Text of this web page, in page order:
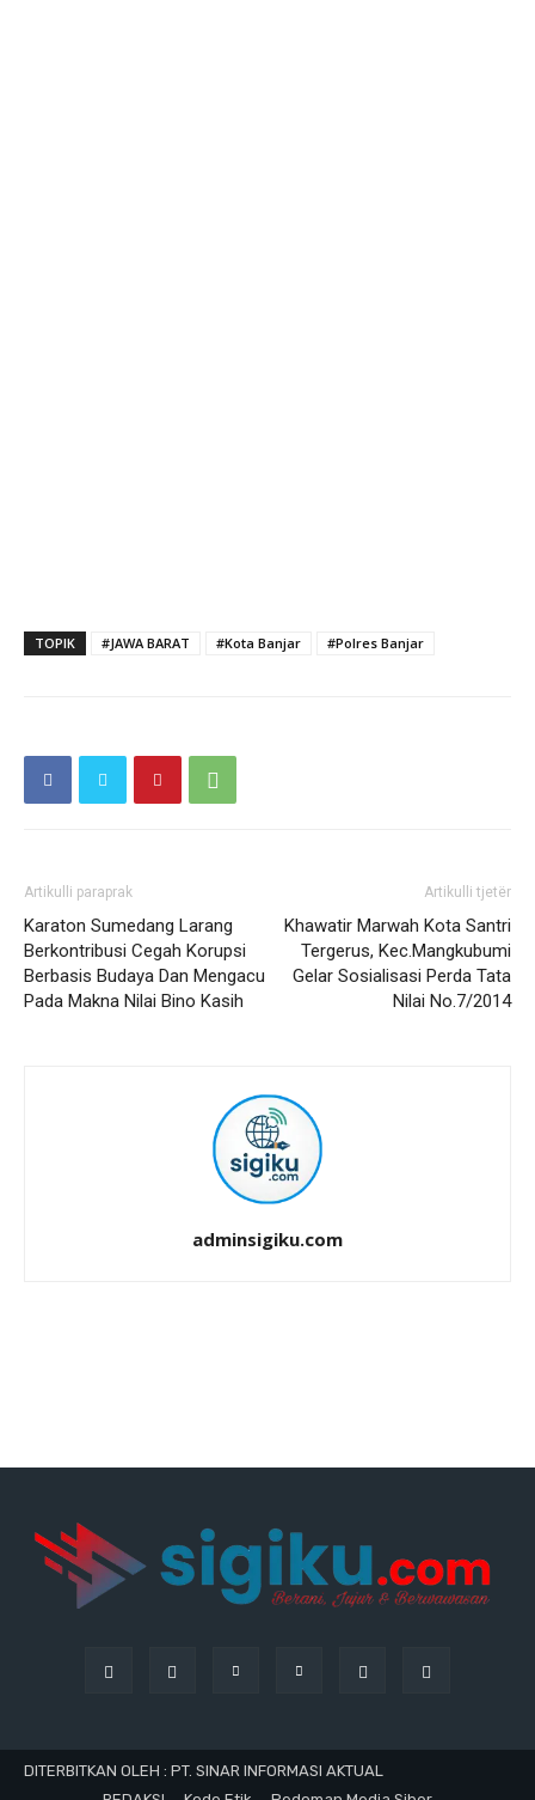
TOPIK #JAWA BARAT #Kota Banjar #Polres Banjar
Artikulli paraprak
Karaton Sumedang Larang
Berkontribusi Cegah Korupsi
Berbasis Budaya Dan Mengacu
Pada Makna Nilai Bino Kasih
Artikulli tjetër
Khawatir Marwah Kota Santri
Tergerus, Kec.Mangkubumi
Gelar Sosialisasi Perda Tata
Nilai No.7/2014
adminsigiku.com
DITERBITKAN OLEH : PT. SINAR INFORMASI AKTUAL